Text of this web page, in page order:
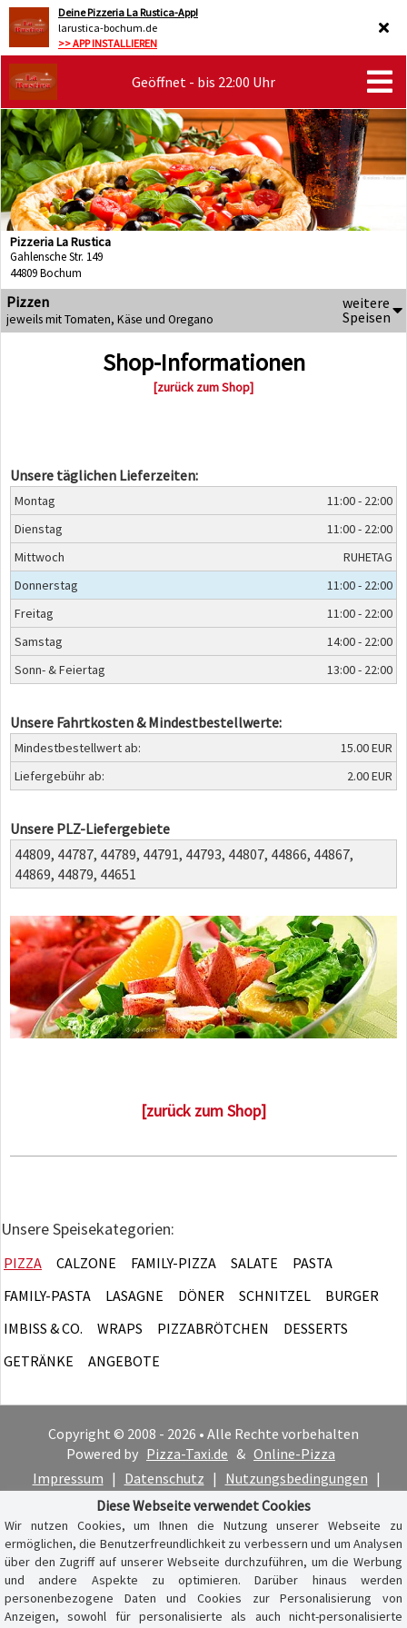
Deine Pizzeria La Rustica-App!
larustica-bochum.de
>> APP INSTALLIEREN
Geöffnet - bis 22:00 Uhr
Pizzeria La Rustica
Gahlensche Str. 149
44809 Bochum
Pizzen
jeweils mit Tomaten, Käse und Oregano
weitere
Speisen
Shop-Informationen
[zurück zum Shop]
Unsere täglichen Lieferzeiten:
Montag
11:00 - 22:00
Dienstag
11:00 - 22:00
Mittwoch
RUHETAG
Donnerstag
11:00 - 22:00
Freitag
11:00 - 22:00
Samstag
14:00 - 22:00
Sonn- & Feiertag
13:00 - 22:00
Unsere Fahrtkosten & Mindestbestellwerte:
Mindestbestellwert ab:
15.00 EUR
Liefergebühr ab:
2.00 EUR
Unsere PLZ-Liefergebiete
44809, 44787, 44789, 44791, 44793, 44807, 44866, 44867,
44869, 44879, 44651
[zurück zum Shop]
Unsere Speisekategorien:
PIZZA CALZONE FAMILY-PIZZA SALATE
PASTA
FAMILY-PASTA
LASAGNE DÖNER SCHNITZEL
BURGER
IMBISS & CO.
WRAPS PIZZABRÖTCHEN
DESSERTS
GETRÄNKE
ANGEBOTE
Copyright © 2008 - 2026 • Alle Rechte vorbehalten
Powered by Pizza-Taxi.de & Online-Pizza
Impressum | Datenschutz | Nutzungsbedingungen |
Cookie-Hinweis
Diese Webseite verwendet Cookies
Wir nutzen Cookies, um Ihnen die Nutzung unserer Webseite zu
ermöglichen, die Benutzerfreundlichkeit zu verbessern und um Analysen
über den Zugriff auf unserer Webseite durchzuführen, um die Werbung
und andere Aspekte zu optimieren. Darüber hinaus werden
personenbezogene Daten und Cookies zur Personalisierung von
Anzeigen, sowohl für personalisierte als auch nicht-personalisierte